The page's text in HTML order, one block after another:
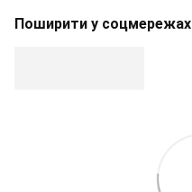
Поширити у соцмережах